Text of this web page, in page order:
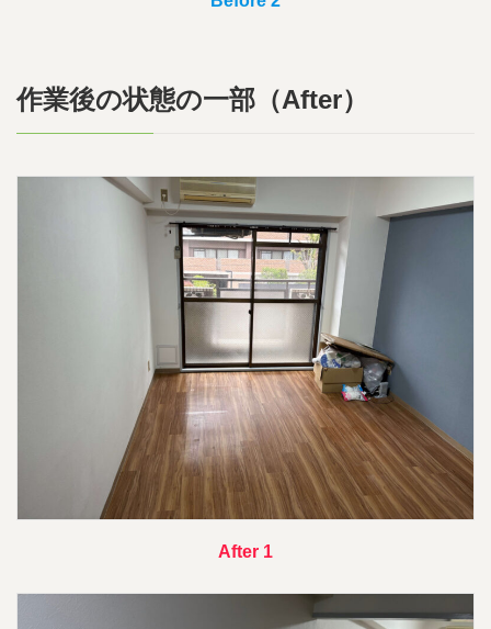
作業後の状態の一部（After）
After 1